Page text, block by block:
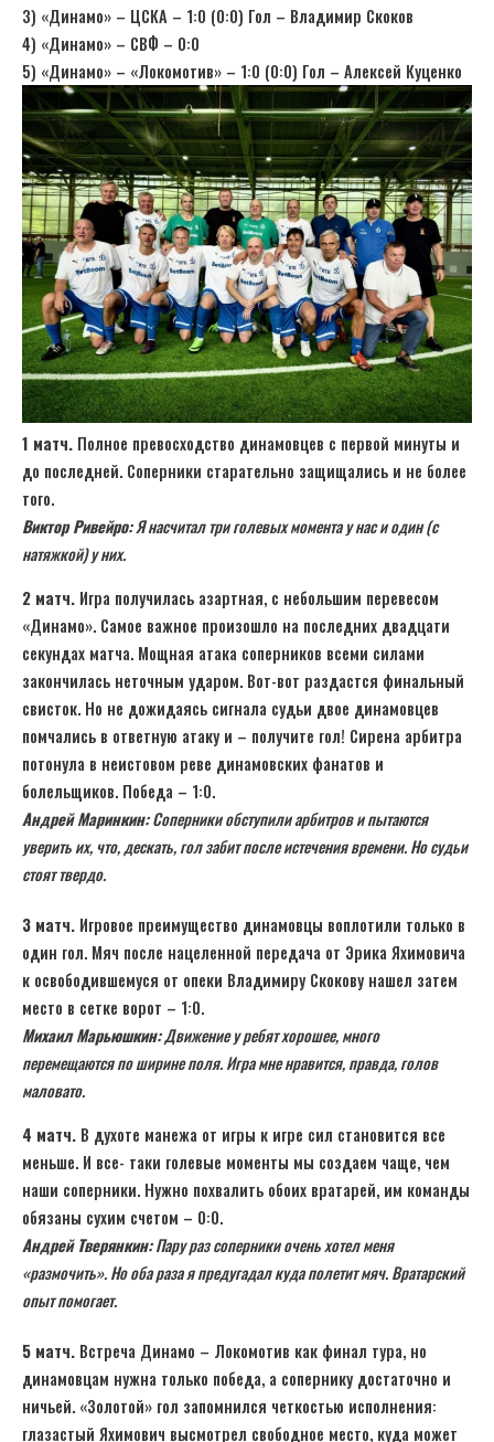
3) «Динамо» – ЦСКА – 1:0 (0:0) Гол – Владимир Скоков
4) «Динамо» – СВФ – 0:0
5) «Динамо» – «Локомотив» – 1:0 (0:0) Гол – Алексей Куценко
1 матч. Полное превосходство динамовцев с первой минуты и
до последней. Соперники старательно защищались и не более
того.
Виктор Ривейро:Я насчитал три голевых момента у нас и один (с
натяжкой) у них.
2 матч. Игра получилась азартная, с небольшим перевесом
«Динамо». Самое важное произошло на последних двадцати
секундах матча. Мощная атака соперников всеми силами
закончилась неточным ударом. Вот-вот раздастся финальный
свисток. Но не дожидаясь сигнала судьи двое динамовцев
помчались в ответную атаку и – получите гол! Сирена арбитра
потонула в неистовом реве динамовских фанатов и
болельщиков. Победа – 1:0.
Андрей Маринкин:Соперники обступили арбитров и пытаются
уверить их, что, дескать, гол забит после истечения времени. Но судьи
стоят твердо.
3 матч. Игровое преимущество динамовцы воплотили только в
один гол. Мяч после нацеленной передача от Эрика Яхимовича
к освободившемуся от опеки Владимиру Скокову нашел затем
место в сетке ворот – 1:0.
Михаил Марьюшкин:Движение у ребят хорошее, много
перемещаются поширине поля. Игра мне нравится, правда, голов
маловато.
4 матч. В духоте манежа от игры к игре сил становится все
меньше. И все- таки голевые моменты мы создаем чаще, чем
наши соперники. Нужно похвалить обоих вратарей, им команды
обязаны сухим счетом – 0:0.
Андрей Тверянкин:Пару раз соперники очень хотел меня
«размочить». Но оба раза я предугадал куда полетит мяч. Вратарский
опыт помогает.
5 матч. Встреча Динамо – Локомотив как финал тура, но
динамовцам нужна только победа, а сопернику достаточно и
ничьей. «Золотой» гол запомнился четкостью исполнения:
глазастый Яхимович высмотрел свободное место, куда может